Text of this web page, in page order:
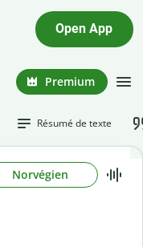
Open App
Premium
Résumé de texte
Norvégien